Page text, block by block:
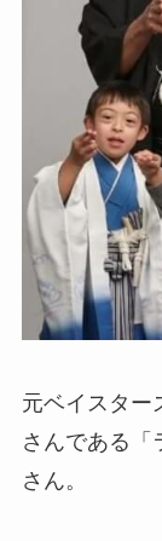
元ベイスター
さんである「
さん。